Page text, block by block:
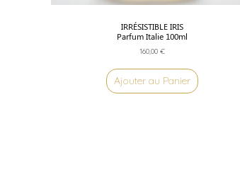
IRRÉSISTIBLE IRIS
Parfum Italie 100ml
160,00 €
Ajouter au Panier